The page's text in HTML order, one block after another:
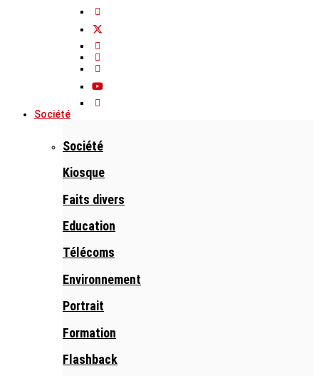
Société
Société
Kiosque
Faits divers
Education
Télécoms
Environnement
Portrait
Formation
Flashback